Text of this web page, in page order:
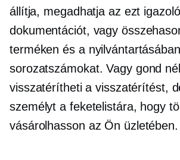
állítja, megadhatja az ezt igazoló
dokumentációt, vagy
terméken és a
sorozatszámokat. Vagy gond
visszatérítheti a visszatérítést,
személyt a feketelistára, hogy
vásárolhasson az Ön üzletében.